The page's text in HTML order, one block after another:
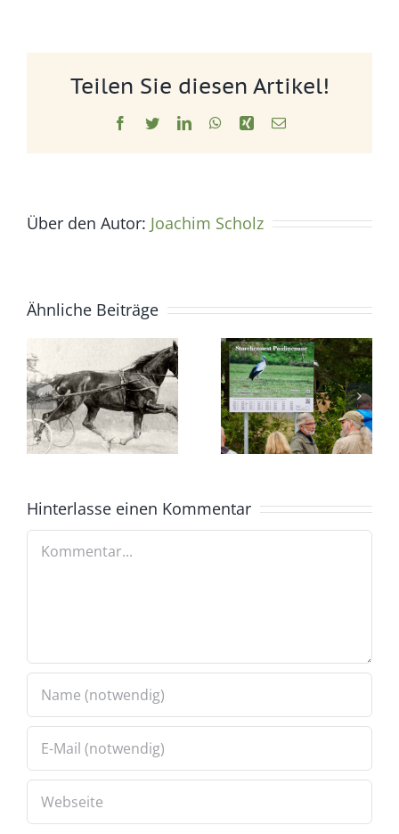
Teilen Sie diesen Artikel!
Facebook
TwitterLinkedInWhatsApp
Xing E-
Über den Autor: Joachim Scholz
Ähnliche Beiträge
Hinterlasse einen Kommentar
Kommentar